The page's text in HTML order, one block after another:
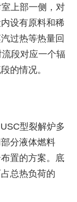
上部一侧，对
设有原料和稀
过热等热量回
段对应一个辐
的情况。
型裂解炉多
分液体燃料
置的方案。底
总热负荷的